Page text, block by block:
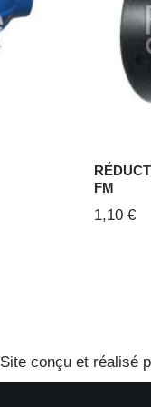
FM
1,10€
Site conçu et réalisé